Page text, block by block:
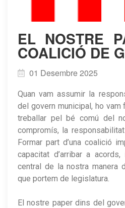
​EL NOSTRE
COALICIÓ DE
01 Desembre 2025
Quan vam assumir la
del govern municipal, ho vam
treballar pel bé comú del
compromís, la
Formar part d’una coalició
capacitat d’arribar a
central de la nostra manera
que portem de legislatura.
El nostre paper dins del